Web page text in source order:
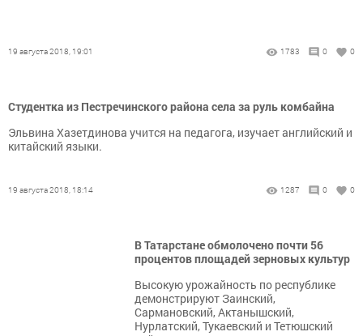
19 августа 2018, 19:01 1783 0 0
Студентка из Пестречинского района села за руль комбайна
Эльвина Хазетдинова учится на педагога, изучает английский и
китайский языки.
19 августа 2018, 18:14 1287 0 0
В Татарстане обмолочено почти 56
процентов площадей зерновых культур
Высокую урожайность по республике
демонстрируют Заинский,
Сармановский, Актанышский,
Нурлатский, Тукаевский и Тетюшский